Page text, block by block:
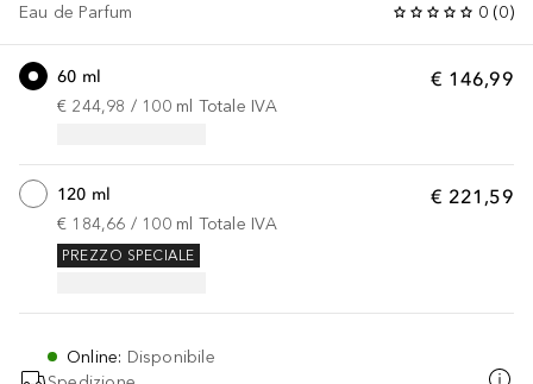
Eau de Parfum 0 (0)
€ 146,99
60 ml
€ 244,98 / 100 ml Totale IVA
€ 221,59
120 ml
€ 184,66 / 100 ml Totale IVA
PREZZO SPECIALE
Online: Disponibile